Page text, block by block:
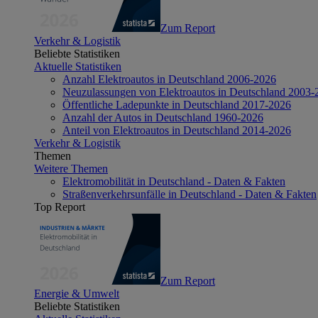
Zum Report
Verkehr & Logistik
Beliebte Statistiken
Aktuelle Statistiken
Anzahl Elektroautos in Deutschland 2006-2026
Neuzulassungen von Elektroautos in Deutschland 2003-
Öffentliche Ladepunkte in Deutschland 2017-2026
Anzahl der Autos in Deutschland 1960-2026
Anteil von Elektroautos in Deutschland 2014-2026
Verkehr & Logistik
Themen
Weitere Themen
Elektromobilität in Deutschland - Daten & Fakten
Straßenverkehrsunfälle in Deutschland - Daten & Fakten
Top Report
Zum Report
Energie & Umwelt
Beliebte Statistiken